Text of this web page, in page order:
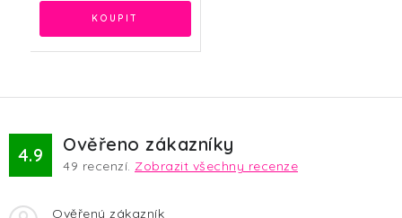
4.9 Ověřeno zákazníky
49 recenzí. Zobrazit všechny recenze
Ověřený zákazník